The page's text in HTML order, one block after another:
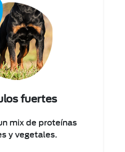
fuertes
mix de proteínas
y vegetales.